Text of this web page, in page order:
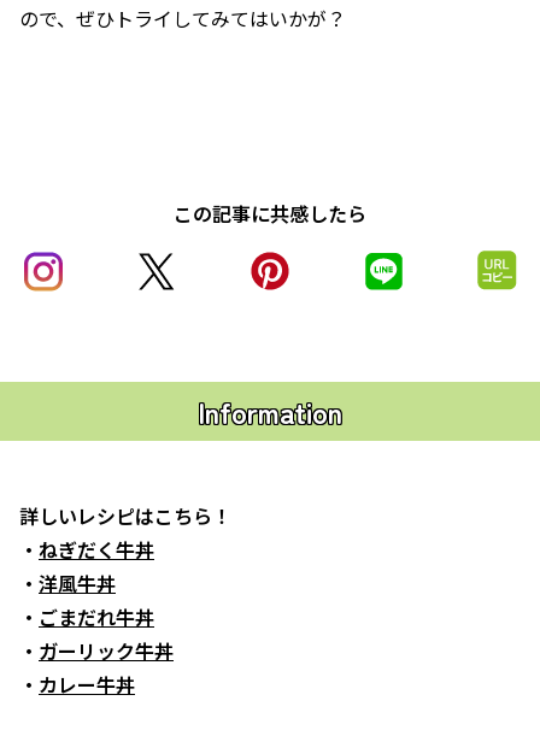
ので、ぜひトライしてみてはいかが？
この記事に共感したら
Information
詳しいレシピはこちら！
・ ねぎだく牛丼
・ 洋風牛丼
・ ごまだれ牛丼
・ ガーリック牛丼
・ カレー牛丼